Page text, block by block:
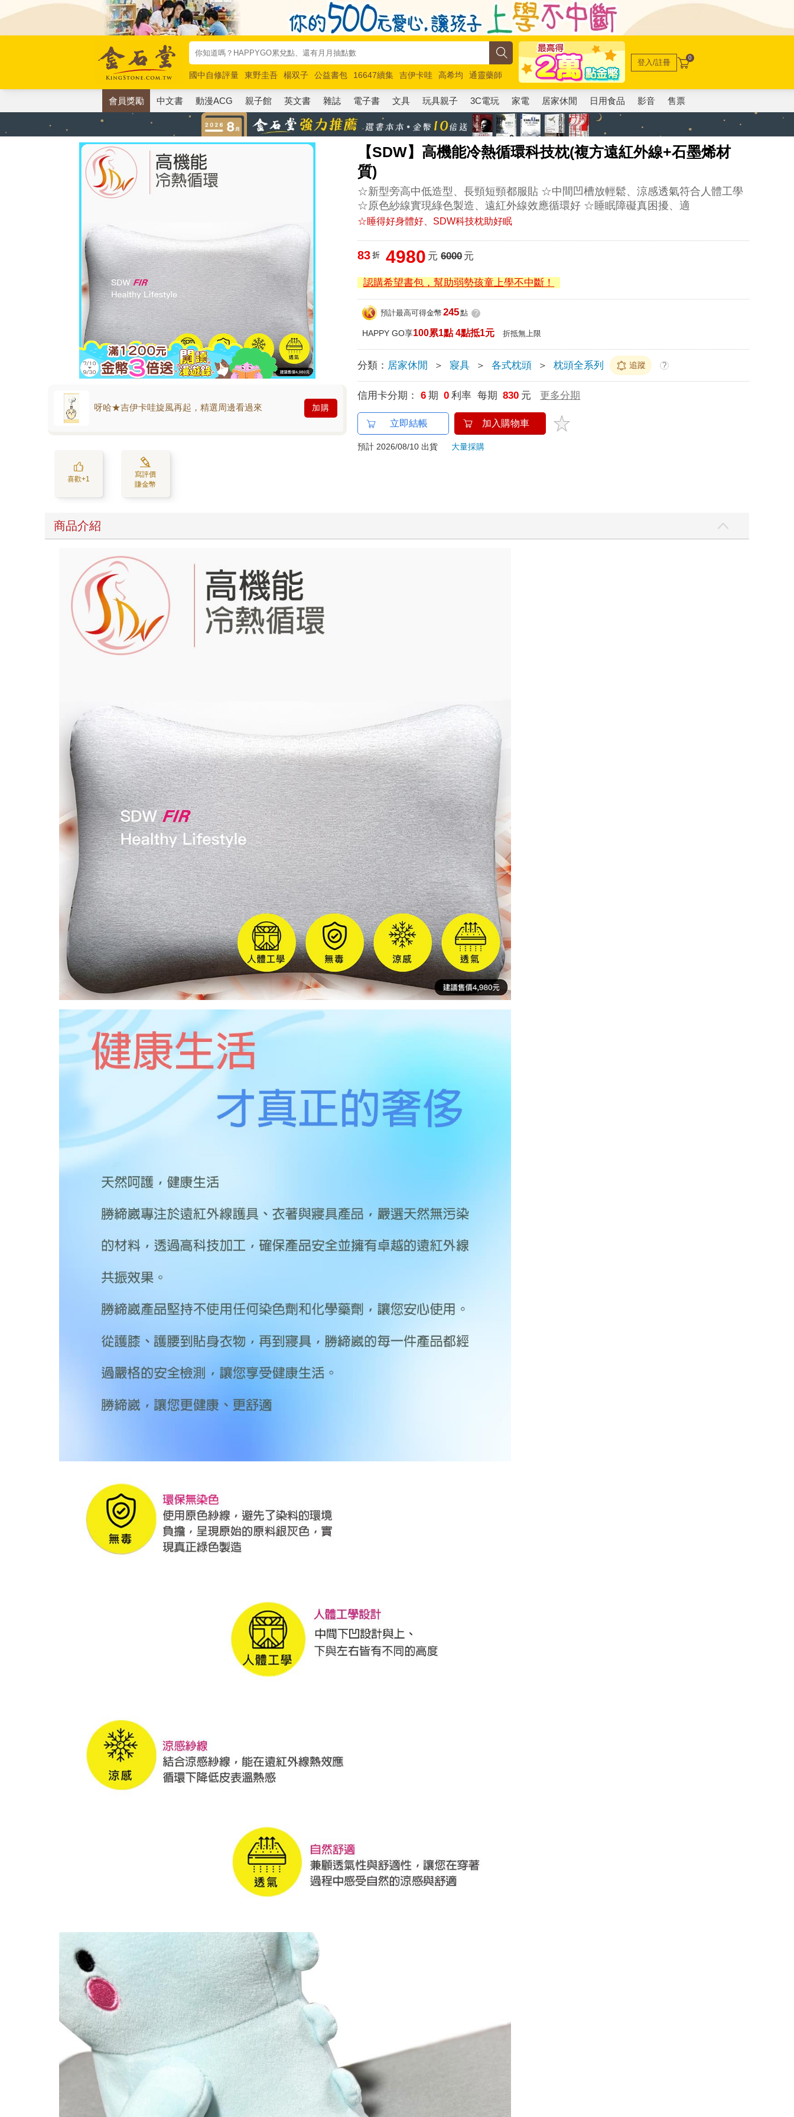
國中自修評量 東野圭吾 楊双子 公益書包 16647續集 吉伊卡哇 高希均
通靈藥師
唯紅花綻放
奧德賽 路邊攤新作 馬斯克 玩具總動員5 超慢跑
登入/註冊 0
會員獎勵 中文書 動漫ACG 親子館 英文書 雜誌 電子書 文具 玩具親子 3C電玩 家電 居家休閒 日用食品 影音 售票
【SDW】高機能冷熱循環科技枕(複方遠紅外線+石墨烯材
質)
☆新型旁高中低造型、長頸短頸都服貼 ☆中間凹槽放輕鬆、涼感透氣符合人體工學
☆原色紗線實現綠色製造、遠紅外線效應循環好 ☆睡眠障礙真困擾、適
☆睡得好身體好、SDW科技枕助好眠
呀哈★吉伊卡哇旋風再起，精選周邊看過來 加購
喜歡+1
寫評價
賺金幣
83 折 4980 元 6000元
認購希望書包，幫助弱勢孩童上學不中斷！
預計最高可得金幣 245點 ?
HAPPY GO享100累1點 4點抵1元 折抵無上限
分類： 居家休閒 ＞ 寢具 ＞ 各式枕頭 ＞ 枕頭全系列 追蹤 ?
信用卡分期： 6 期 0 利率 每期 830 元 更多分期
立即結帳 加入購物車
預計 2026/08/10 出貨 大量採購
商品介紹